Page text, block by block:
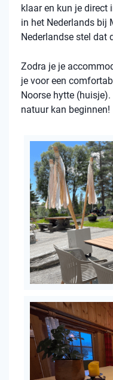
klaar en kun je direct
in het Nederlands bij
Nederlandse stel dat
Zodra je je
je voor een
Noorse hytte
natuur kan beginnen!